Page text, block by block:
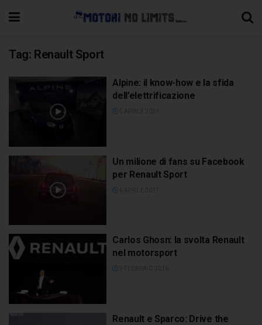
Tag: Renault Sport
Alpine: il know-how e la sfida
dell’elettrificazione
Un milione di fans su Facebook
per Renault Sport
Carlos Ghosn: la svolta Renault
nel motorsport
Renault e Sparco: Drive the